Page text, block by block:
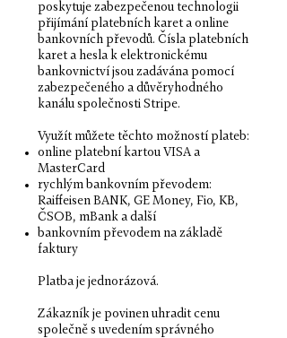
poskytuje zabezpečenou technologii
přijímání platebních karet a online
bankovních převodů. Čísla platebních
karet a hesla k elektronickému
bankovnictví jsou zadávána pomocí
zabezpečeného a důvěryhodného
kanálu společnosti Stripe.
Využít můžete těchto možností plateb:
online platební kartou VISA a
MasterCard
rychlým bankovním převodem:
Raiffeisen BANK, GE Money, Fio, KB,
ČSOB, mBank a další
bankovním převodem na základě
faktury
Platba je jednorázová.
Zákazník je povinen uhradit cenu
společně s uvedením správného